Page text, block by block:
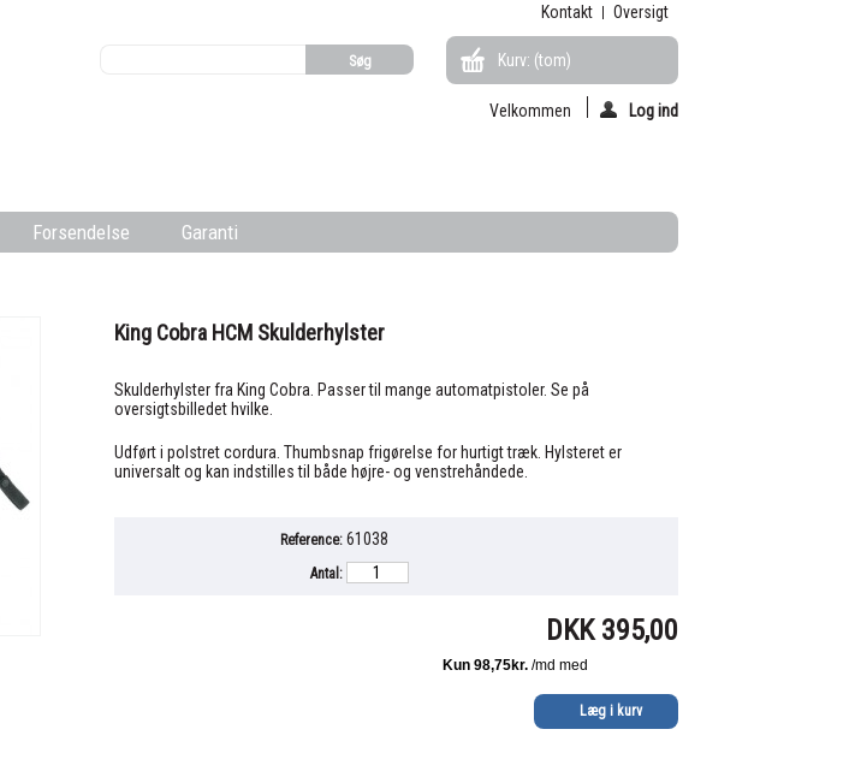
Kontakt Oversigt
Kurv: (tom)
Velkommen Log ind
Forsendelse Garanti
King Cobra HCM Skulderhylster
Skulderhylster fra King Cobra. Passer til mange automatpistoler. Se på
oversigtsbilledet hvilke.
Udført i polstret cordura. Thumbsnap frigørelse for hurtigt træk. Hylsteret er
universalt og kan indstilles til både højre- og venstrehåndede.
Reference: 61038
Antal:
DKK 395,00